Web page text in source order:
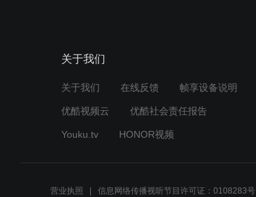
关于我们
关于我们 在线反馈 帧享设备说明
优酷视频云 优酷社会责任报告
Youku.tv HONOR视频
营业执照 信息网络传播视听节目许可证：0108283号